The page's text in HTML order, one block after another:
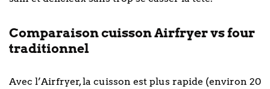
Comparaison cuisson Airfryer vs four
traditionnel
Avec l’Airfryer, la cuisson est plus rapide (environ 20